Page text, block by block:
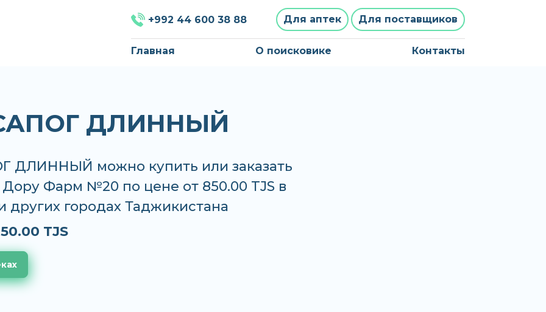
+992 44 600 38 88 Для аптек Для поставщиков
Главная О поисковике Контакты
ДЛИННЫЙ
ДЛИННЫЙ можно купить или заказать
Дору Фарм №20 по цене от 850.00 TJS в
других городах Таджикистана
TJS